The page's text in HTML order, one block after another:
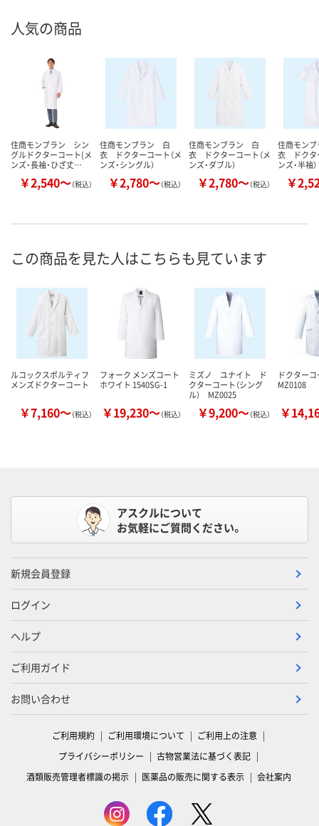
人気の商品
住商モンブラン シン
グルドクターコート(メ
ンズ・長袖・ひざ丈…
￥2,540～（税込）
住商モンブラン 白
衣 ドクターコート（メ
ンズ・シングル）
￥2,780～（税込）
住商モンブラン 白
衣 ドクターコート（メ
ンズ・ダブル）
￥2,780～（税込）
住商モン
衣 ドクタ
ンズ・半袖）
￥
この商品を見た人はこちらも見ています
ルコックスポルティフ
メンズドクターコート
￥7,160～（税込）
フォーク メンズコート
ホワイト 1540SG-1
￥19,230～（税込）
ミズノ ユナイト ド
クターコート（シング
ル） MZ0025
￥9,200～（税込）
ドクター
MZ0108
￥
アスクルについて
お気軽にご質問ください。
新規会員登録
ログイン
ヘルプ
ご利用ガイド
お問い合わせ
ご利用規約 ご利用環境について
ご利用上の注意
プライバシーポリシー
古物営業法に基づく表記
酒類販売管理者標識の掲示
医薬品の販売に関する表示 会社案内